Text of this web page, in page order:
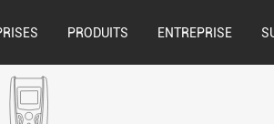
PRODUITS ENTREPRISE